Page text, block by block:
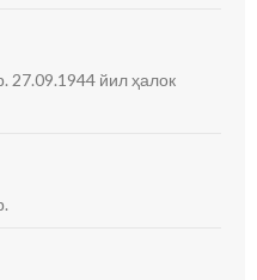
27.09.1944 йил ҳалок